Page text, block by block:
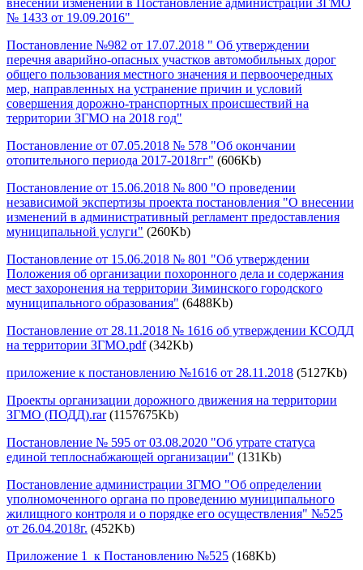
№ 1433 от 19.09.2016"
Постановление №982 от 17.07.2018 " Об утверждении
перечня аварийно-опасных участков автомобильных дорог
общего пользования местного значения и первоочередных
мер, направленных на устранение причин и условий
совершения дорожно-транспортных происшествий на
территории ЗГМО на 2018 год"
Постановление от 07.05.2018 № 578 "Об окончании
отопительного периода 2017-2018гг" (606Kb)
Постановление от 15.06.2018 № 800 "О проведении
независимой экспертизы проекта постановления "О внесении
изменений в административный регламент предоставления
муниципальной услуги" (260Kb)
Постановление от 15.06.2018 № 801 "Об утверждении
Положения об организации похоронного дела и содержания
мест захоронения на территории Зиминского городского
муниципального образования" (6488Kb)
Постановление от 28.11.2018 № 1616 об утверждении КСОДД
на территории ЗГМО.pdf(342Kb)
приложение к постановлению №1616 от 28.11.2018 (5127Kb)
Проекты организации дорожного движения на территории
ЗГМО (ПОДД).rar(1157675Kb)
Постановление № 595 от 03.08.2020 "Об утрате статуса
единой теплоснабжающей организации" (131Kb)
Постановление администрации ЗГМО "Об определении
уполномоченного органа по проведению муниципального
жилищного контроля и о порядке его осуществления" №525
от 26.04.2018г. (452Kb)
Приложение 1 к Постановлению №525 (168Kb)